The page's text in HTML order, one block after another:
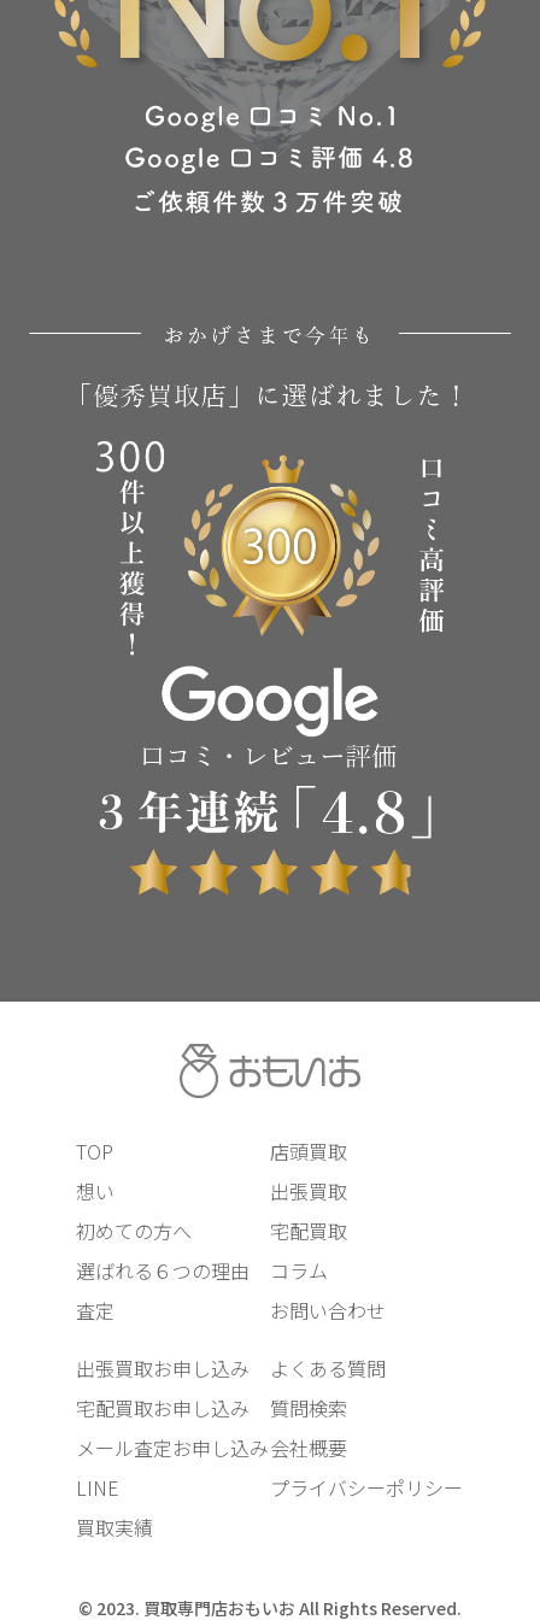
TOP
想い
初めての方へ
選ばれる６つの理由
査定
店頭買取
出張買取
宅配買取
コラム
お問い合わせ
出張買取お申し込み
宅配買取お申し込み
メール査定お申し込み
LINE
買取実績
よくある質問
質問検索
会社概要
プライバシーポリシー
© 2023. 買取専門店おもいお All Rights Reserved.